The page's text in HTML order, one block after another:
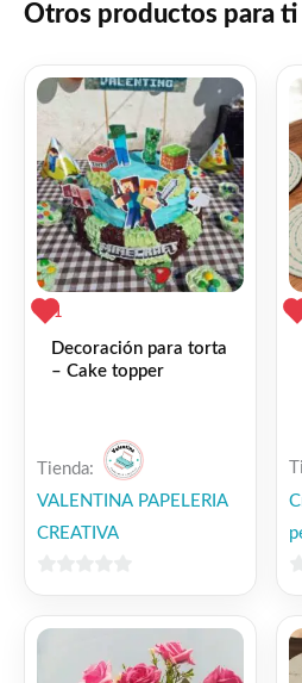
Otros productos para ti
1
Decoración para torta
– Cake topper
Tienda:
VALENTINA PAPELERIA
CREATIVA
5
5